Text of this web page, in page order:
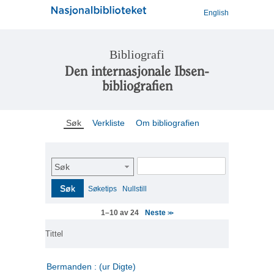
English
Bibliografi
Den internasjonale Ibsen-
bibliografien
Søk Verkliste Om bibliografien
Søk
Søk Søketips Nullstill
1–10 av 24 Neste>>
Tittel
Bermanden : (ur Digte)